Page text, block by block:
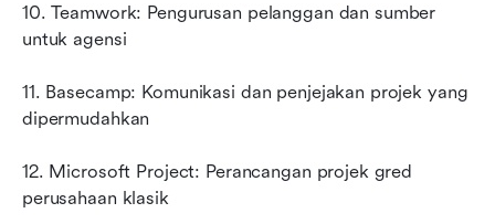
10. Teamwork: Pengurusan pelanggan dan sumber
untuk agensi
11. Basecamp: Komunikasi dan penjejakan projek yang
dipermudahkan
12. Microsoft Project: Perancangan projek gred
perusahaan klasik